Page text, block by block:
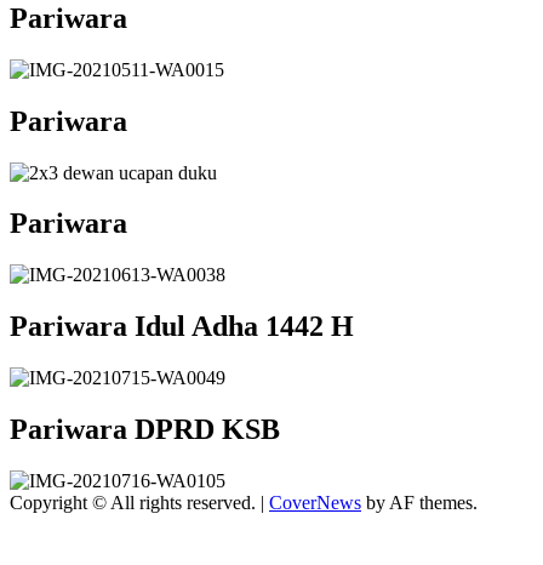
Pariwara
Pariwara
Pariwara
Pariwara Idul Adha 1442 H
Pariwara DPRD KSB
Copyright © All rights reserved. | CoverNews by AF themes.